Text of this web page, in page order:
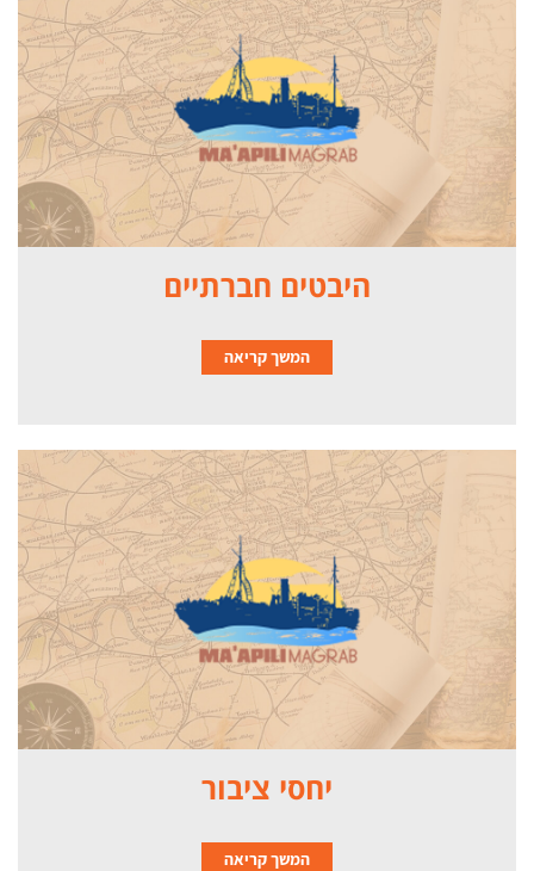
היבטים חברתיים
המשך קריאה
יחסי ציבור
המשך קריאה